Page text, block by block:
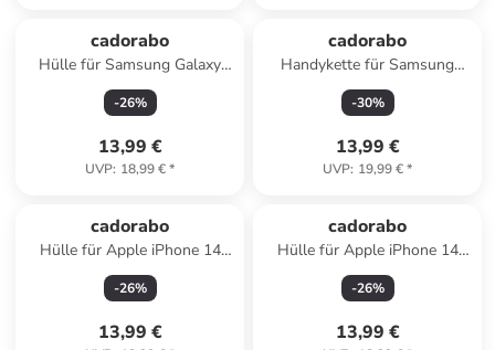
cadorabo
Hülle für Samsung Galaxy
S23 PLUS Glitzer Schutzhülle
in Schwarz
-26%
13,99 €
UVP: 18,99 €*
cadorabo
Handykette für Samsung
Galaxy NOTE 20 PLUS Hülle
in LIQUID HELL GRÜN
-30%
13,99 €
UVP: 19,99 €*
cadorabo
Hülle für Apple iPhone 14
PRO MAX Glitzer Schutzhülle
in Grau
-26%
13,99 €
cadorabo
Hülle für Apple iPhone 14
PRO MAX Glitzer Schutzhülle
in Lila
-26%
13,99 €